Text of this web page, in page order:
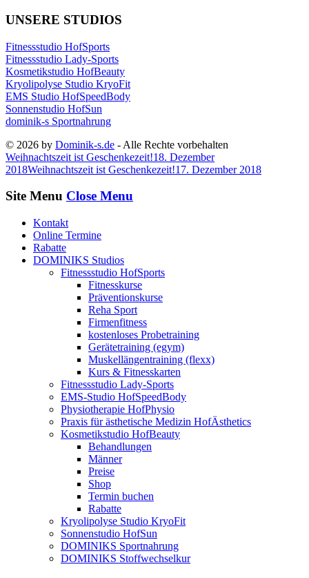
UNSERE STUDIOS
Fitnessstudio HofSports
Fitnessstudio Lady-Sports
Kosmetikstudio HofBeauty
Kryolipolyse Studio KryoFit
EMS Studio HofSpeedBody
Sonnenstudio HofSun
dominik-s Sportnahrung
© 2026 by Dominik-s.de - Alle Rechte vorbehalten
Weihnachtszeit ist Geschenkezeit!18. Dezember
2018Weihnachtszeit ist Geschenkezeit!17. Dezember 2018
Site Menu Close Menu
Kontakt
Online Termine
Rabatte
DOMINIKS Studios
Fitnessstudio HofSports
Fitnesskurse
Präventionskurse
Reha Sport
Firmenfitness
kostenloses Probetraining
Gerätetraining (egym)
Muskellängentraining (flexx)
Kurs & Fitnesskarten
Fitnessstudio Lady-Sports
EMS-Studio HofSpeedBody
Physiotherapie HofPhysio
Praxis für ästhetische Medizin HofÄsthetics
Kosmetikstudio HofBeauty
Behandlungen
Männer
Preise
Shop
Termin buchen
Rabatte
Kryolipolyse Studio KryoFit
Sonnenstudio HofSun
DOMINIKS Sportnahrung
DOMINIKS Stoffwechselkur